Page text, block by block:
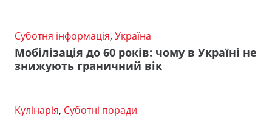
Суботня інформація, Україна
Мобілізація до 60 років: чому в Україні не
знижують граничний вік
Кулінарія, Суботні поради